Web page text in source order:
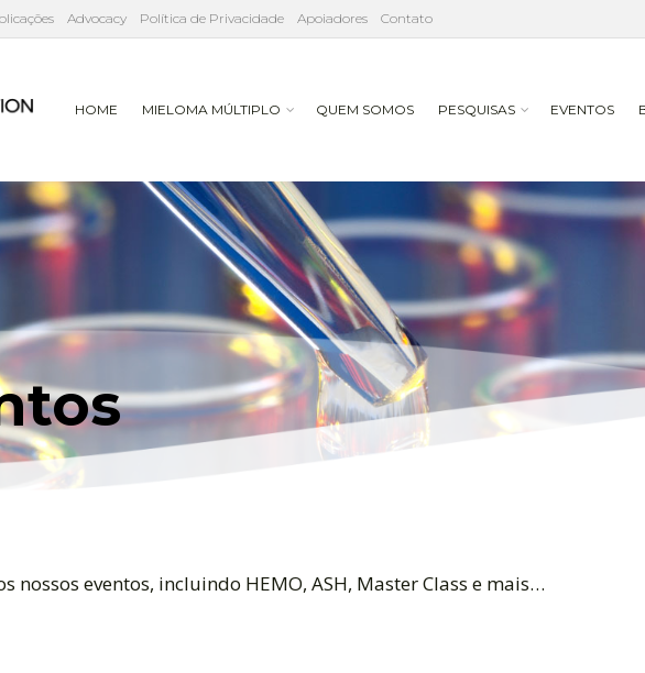
Advocacy Política de Privacidade Apoiadores Contato
HOME MIELOMA MÚLTIPLO QUEM SOMOS PESQUISAS EVENTOS
nossos eventos, incluindo HEMO, ASH, Master Class e mais…